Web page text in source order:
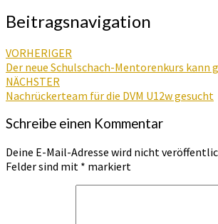
Beitragsnavigation
VORHERIGER
Der neue Schulschach-Mentorenkurs kann
NÄCHSTER
Nachrückerteam für die DVM U12w gesucht
Schreibe einen Kommentar
Deine E-Mail-Adresse wird nicht
Felder sind mit * markiert